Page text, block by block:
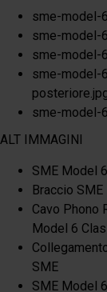
sme-model-
sme-model-
sme-model-
sme-model-
sme-model-
ALT IMMAGINI
SME Model
Braccio
Cavo Phono
Model 6
SME
SME Model